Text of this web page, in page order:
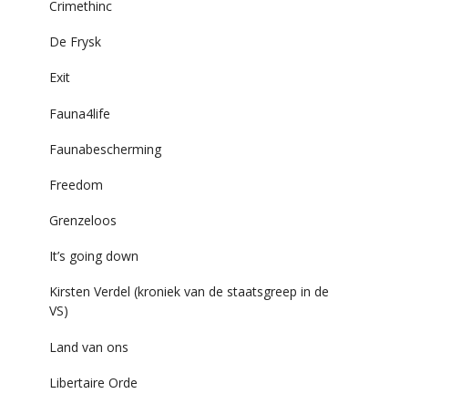
Crimethinc
De Frysk
Exit
Fauna4life
Faunabescherming
Freedom
Grenzeloos
It’s going down
Kirsten Verdel (kroniek van de staatsgreep in de
VS)
Land van ons
Libertaire Orde